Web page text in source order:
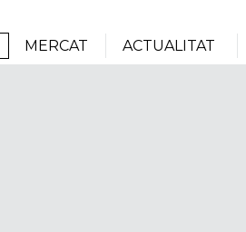
MERCAT ACTUALITAT